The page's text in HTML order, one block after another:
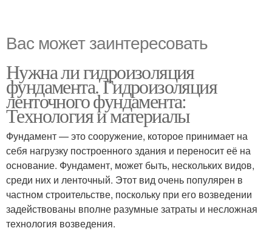
Вас может заинтересовать
Нужна ли гидроизоляция
фундамента. Гидроизоляция
ленточного фундамента:
Технология и материалы
Фундамент — это сооружение, которое принимает на
себя нагрузку построенного здания и переносит её на
основание. Фундамент, может быть, нескольких видов,
среди них и ленточный. Этот вид очень популярен в
частном строительстве, поскольку при его возведении
задействованы вполне разумные затраты и несложная
технология возведения.